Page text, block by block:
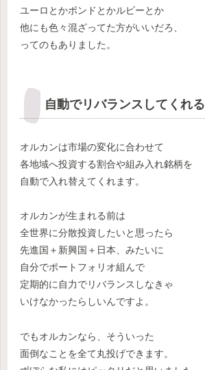
ユーロとかポンドとかルピーとか
他にも色々混ざってた方がいいだろ、
ってのもありました。
自動でリバランスしてくれる
オルカンは市場の変化に合わせて
各地域へ投資する割合や組み入れ銘柄を
自動で入れ替えてくれます。
オルカンが生まれる前は
全世界に分散投資したいと思ったら
先進国＋新興国＋日本、みたいに
自分でポートフォリオ組んで
定期的に自力でリバランスしなきゃ
いけなかったらしいんですよ。
でもオルカンなら、そういった
面倒なことを全て丸投げできます。